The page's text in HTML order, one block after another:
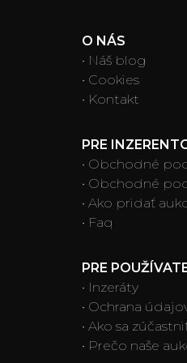
O NÁS
• Náš blog
• Cookies
• Kontakt
PRE
• Obchodné
• Obchodné
• Ako pridať
• Faq
PRE
• Inzeráty
• Ochrana
• Ako sa
• Prečo naše